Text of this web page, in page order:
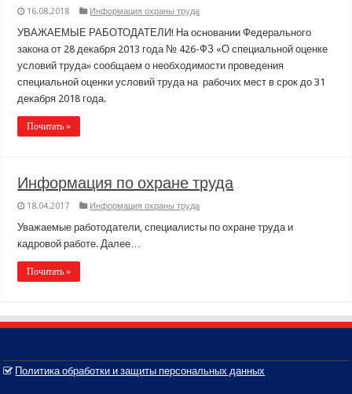
16.08.2018 Информация охраны труда
УВАЖАЕМЫЕ РАБОТОДАТЕЛИ! На основании Федерального
закона от 28 декабря 2013 года № 426-ФЗ «О специальной оценке
условий труда» сообщаем о необходимости проведения
специальной оценки условий труда на рабочих мест в срок до 31
декабря 2018 года.
Почитать »
Информация по охране труда
18.04.2017 Информация охраны труда
Уважаемые работодатели, специалисты по охране труда и
кадровой работе. Далее…
Почитать »
Политика обработки и защиты персональных данных